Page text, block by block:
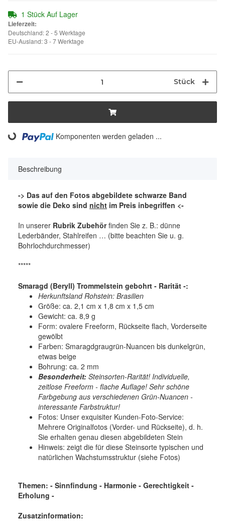
1 Stück Auf Lager
Lieferzeit:
Deutschland: 2 - 5 Werktage
EU-Ausland: 3 - 7 Werktage
Stück
Loading... Komponenten werden geladen ...
Beschreibung
-> Das auf den Fotos abgebildete schwarze Band
sowie die Deko sind nicht im Preis inbegriffen <-
In unserer Rubrik Zubehörfinden Sie z. B.: dünne
Lederbänder, Stahlreifen … (bitte beachten Sie u. g.
Bohrlochdurchmesser)
*****
Smaragd (Beryll) Trommelstein gebohrt - Rarität -:
Herkunftsland Rohstein: Brasilien
Größe: ca. 2,1 cm x 1,8 cm x 1,5 cm
Gewicht: ca. 8,9 g
Form: ovalere Freeform, Rückseite flach, Vorderseite
gewölbt
Farben: Smaragdgraugrün-Nuancen bis dunkelgrün,
etwas beige
Bohrung: ca. 2 mm
Besonderheit: Steinsorten-Rarität! Individuelle,
zeitlose Freeform - flache Auflage! Sehr schöne
Farbgebung aus verschiedenen Grün-Nuancen -
interessante Farbstruktur!
Fotos: Unser exquisiter Kunden-Foto-Service:
Mehrere Originalfotos (Vorder- und Rückseite), d. h.
Sie erhalten genau diesen abgebildeten Stein
Hinweis: zeigt die für diese Steinsorte typischen und
natürlichen Wachstumsstruktur (siehe Fotos)
Themen: - Sinnfindung - Harmonie - Gerechtigkeit -
Erholung -
Zusatzinformation: